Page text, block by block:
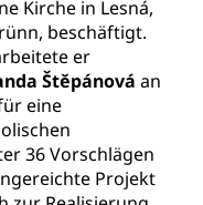
Kirche in Lesná,
beschäftigt.
er
Štěpánová an
eine
36 Vorschlägen
Projekt